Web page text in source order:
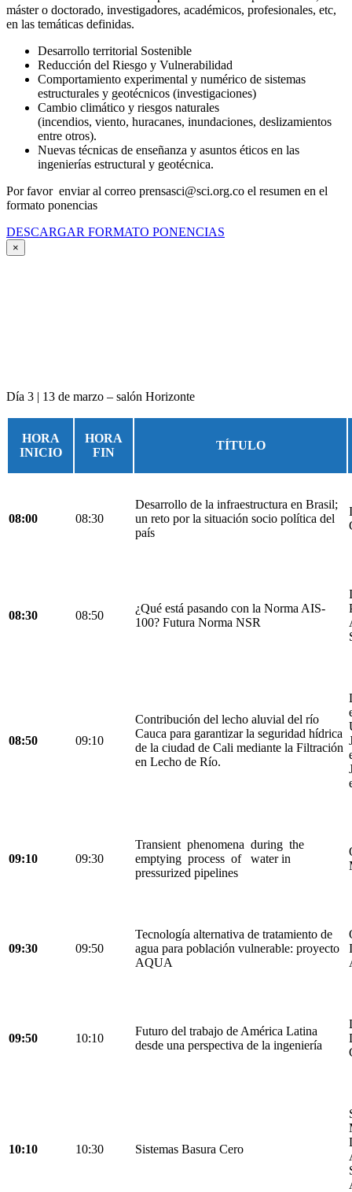
máster o doctorado, investigadores, académicos, profesionales, etc,
en las temáticas definidas.
Desarrollo territorial Sostenible
Reducción del Riesgo y Vulnerabilidad
Comportamiento experimental y numérico de sistemas
estructurales y geotécnicos (investigaciones)
Cambio climático y riesgos naturales
(incendios, viento, huracanes, inundaciones, deslizamientos
entre otros).
Nuevas técnicas de enseñanza y asuntos éticos en las
ingenierías estructural y geotécnica.
Por favor enviar al correo prensasci@sci.org.co el resumen en el
formato ponencias
DESCARGAR FORMATO PONENCIAS
×
Día 3 | 13 de marzo – salón Horizonte
HORA
INICIO
HORA
FIN
TÍTULO
08:00 08:30
Desarrollo de la infraestructura en Brasil;
un reto por la situación socio política del
país
08:30 08:50
¿Qué está pasando con la Norma AIS-
100? Futura Norma NSR
08:50 09:10
Contribución del lecho aluvial del río
Cauca para garantizar la seguridad hídrica
de la ciudad de Cali mediante la Filtración
en Lecho de Río.
09:10 09:30
Transient phenomena during the
emptying process of water in
pressurized pipelines
09:30 09:50
Tecnología alternativa de tratamiento de
agua para población vulnerable: proyecto
AQUA
09:50 10:10
Futuro del trabajo de América Latina
desde una perspectiva de la ingeniería
10:10 10:30 Sistemas Basura Cero